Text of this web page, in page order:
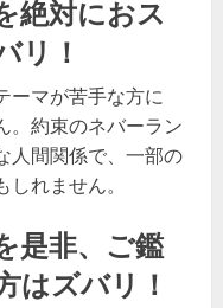
絶対におス
リ！
ーマが苦手な方に
。約束のネバーラン
人間関係で、一部の
れません。
是非、ご鑑
はズバリ！